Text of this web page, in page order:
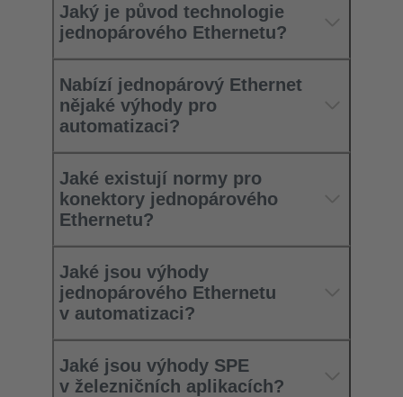
Jaký je původ technologie
jednopárového Ethernetu?
Nabízí jednopárový Ethernet
nějaké výhody pro
automatizaci?
Jaké existují normy pro
konektory jednopárového
Ethernetu?
Jaké jsou výhody
jednopárového Ethernetu
v automatizaci?
Jaké jsou výhody SPE
v železničních aplikacích?